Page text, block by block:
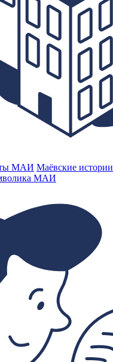
МАИ Маёвские
МАИ